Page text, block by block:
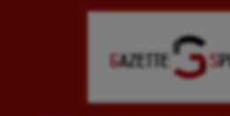
Voile
Wakeboard